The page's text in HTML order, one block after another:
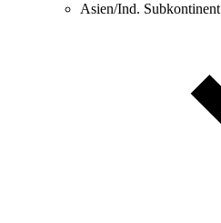
Asien/Ind. Subkontinent